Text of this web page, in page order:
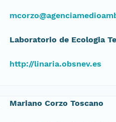
Laboratorio de Ecologia
http://linaria.obsnev.es
Mariano Corzo Toscano